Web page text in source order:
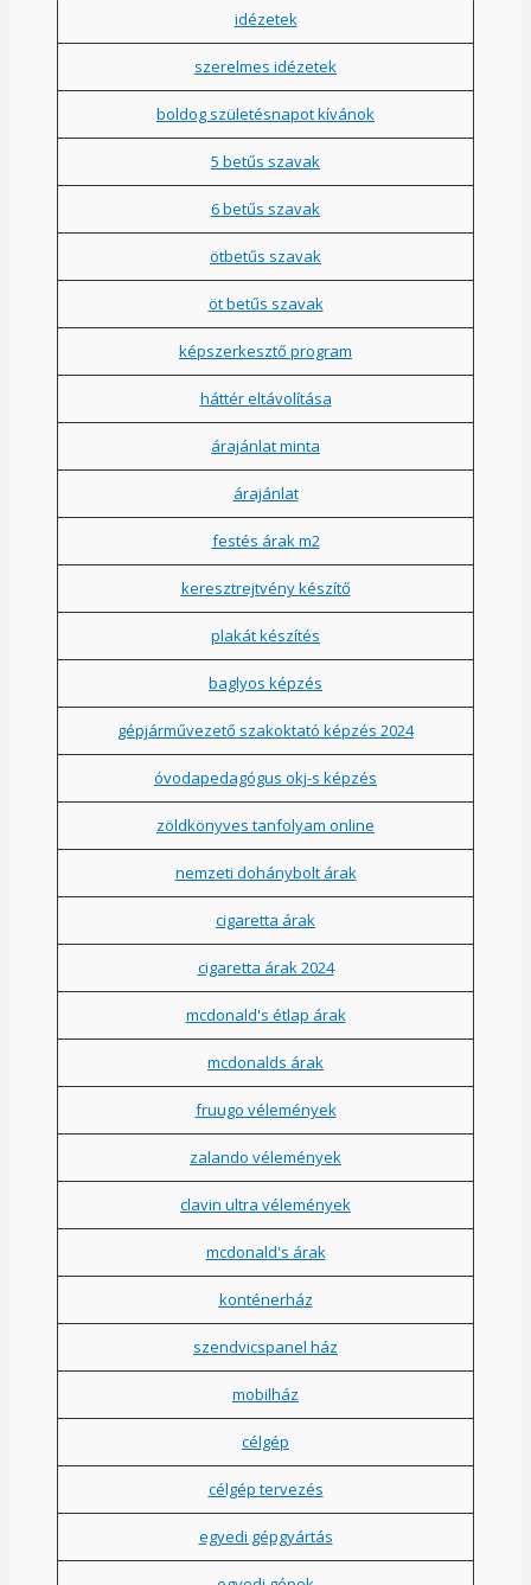
idézetek
szerelmes idézetek
boldog születésnapot kívánok
5 betűs szavak
6 betűs szavak
ötbetűs szavak
öt betűs szavak
képszerkesztő program
háttér eltávolítása
árajánlat minta
árajánlat
festés árak m2
keresztrejtvény készítő
plakát készítés
baglyos képzés
gépjárművezető szakoktató képzés 2024
óvodapedagógus okj-s képzés
zöldkönyves tanfolyam online
nemzeti dohánybolt árak
cigaretta árak
cigaretta árak 2024
mcdonald's étlap árak
mcdonalds árak
fruugo vélemények
zalando vélemények
clavin ultra vélemények
mcdonald's árak
konténerház
szendvicspanel ház
mobilház
célgép
célgép tervezés
egyedi gépgyártás